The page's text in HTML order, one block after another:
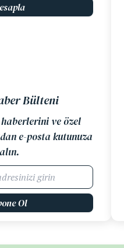
Bülteni
ve özel
e-posta kutunuza
Ol